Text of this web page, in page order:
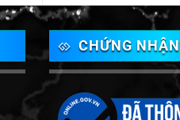
CHỨNG NHẬN